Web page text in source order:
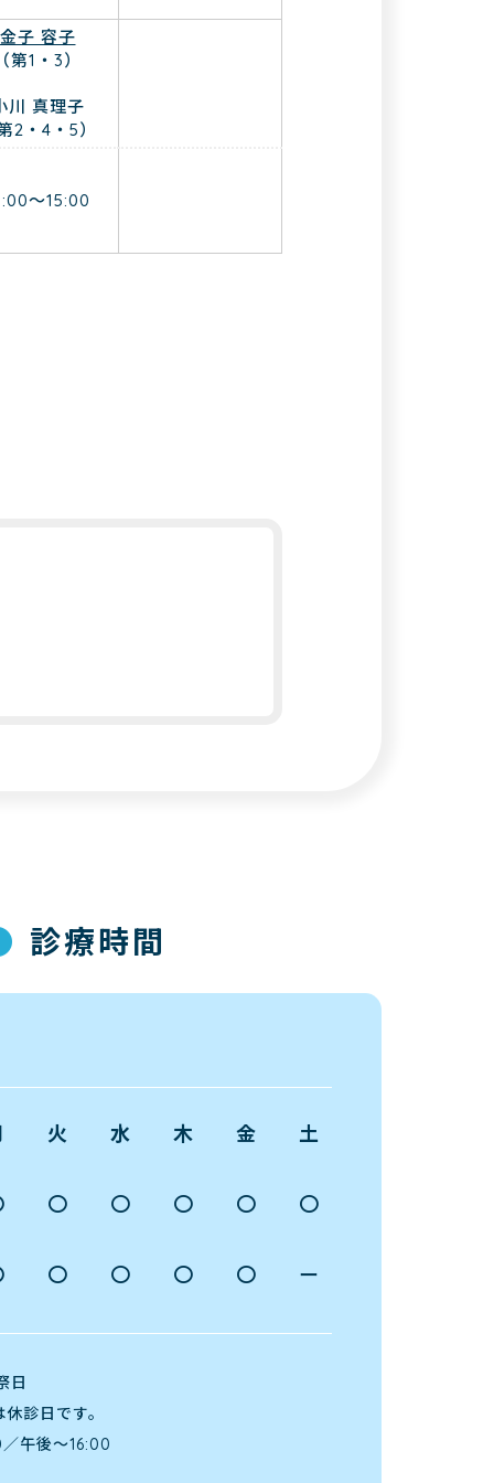
金子 容子
第1・3）
川 真理子
2・4・5）
～15:00
診療時間
火 水 木 金 土
〇 〇 〇 〇 〇
〇 〇 〇 〇 ー
日
診日です。
午後～16:00